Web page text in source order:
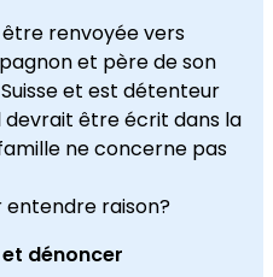
être renvoyée vers
et père de son
et est détenteur
devrait être écrit dans la
ne concerne pas
raison?
dénoncer